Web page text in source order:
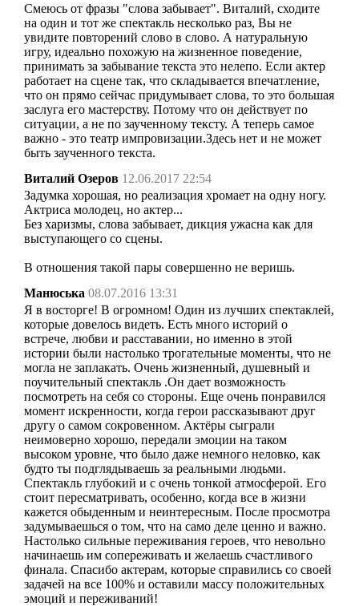
Смеюсь от фразы "слова забывает". Виталий, сходите
на один и тот же спектакль несколько раз, Вы не
увидите повторений слово в слово. А натуральную
игру, идеально похожую на жизненное поведение,
принимать за забывание текста это нелепо. Если актер
работает на сцене так, что складывается впечатление,
что он прямо сейчас придумывает слова, то это большая
заслуга его мастерству. Потому что он действует по
ситуации, а не по заученному тексту. А теперь самое
важно - это театр импровизации.Здесь нет и не может
быть заученного текста.
Виталий Озеров 12.06.2017 22:54
Задумка хорошая, но реализация хромает на одну ногу.
Актриса молодец, но актер...
Без харизмы, слова забывает, дикция ужасна как для
выступающего со сцены.
В отношения такой пары совершенно не веришь.
Манюська 08.07.2016 13:31
Я в восторге! В огромном! Один из лучших спектаклей,
которые довелось видеть. Есть много историй о
встрече, любви и расставании, но именно в этой
истории были настолько трогательные моменты, что не
могла не заплакать. Очень жизненный, душевный и
поучительный спектакль .Он дает возможность
посмотреть на себя со стороны. Еще очень понравился
момент искренности, когда герои рассказывают друг
другу о самом сокровенном. Актёры сыграли
неимоверно хорошо, передали эмоции на таком
высоком уровне, что было даже немного неловко, как
будто ты подглядываешь за реальными людьми.
Спектакль глубокий и с очень тонкой атмосферой. Его
стоит пересматривать, особенно, когда все в жизни
кажется обыденным и неинтересным. После просмотра
задумываешься о том, что на само деле ценно и важно.
Настолько сильные переживания героев, что невольно
начинаешь им сопереживать и желаешь счастливого
финала. Спасибо актерам, которые справились со своей
задачей на все 100% и оставили массу положительных
эмоций и переживаний!